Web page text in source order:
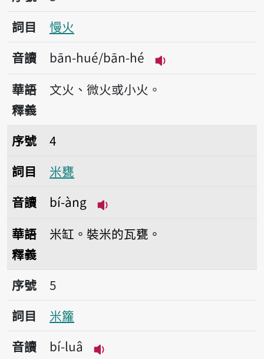
詞目
慢火
音讀
bān-hué/bān-hé
播放音讀bān-hué/
華語
釋義
文火、微火或小火。
序號4米甕
序號
4
詞目
米甕
音讀
bí-àng
華語
釋義
米缸。裝米的瓦甕。
序號5米籮
序號
5
詞目
米籮
音讀
bí-luâ